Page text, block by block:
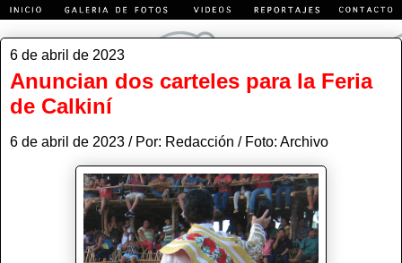
6 de abril de 2023
Anuncian dos carteles para la Feria
de Calkiní
6 de abril de 2023 / Por: Redacción / Foto: Archivo